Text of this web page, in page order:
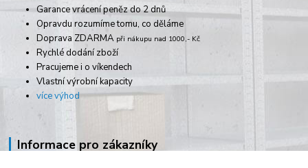
Garance vrácení peněz do 2 dnů
Opravdu rozumíme tomu, co děláme
Doprava ZDARMA při nákupu nad 1000,- Kč
Rychlé dodání zboží
Pracujeme i o víkendech
Vlastní výrobní kapacity
více výhod
Informace pro zákazníky